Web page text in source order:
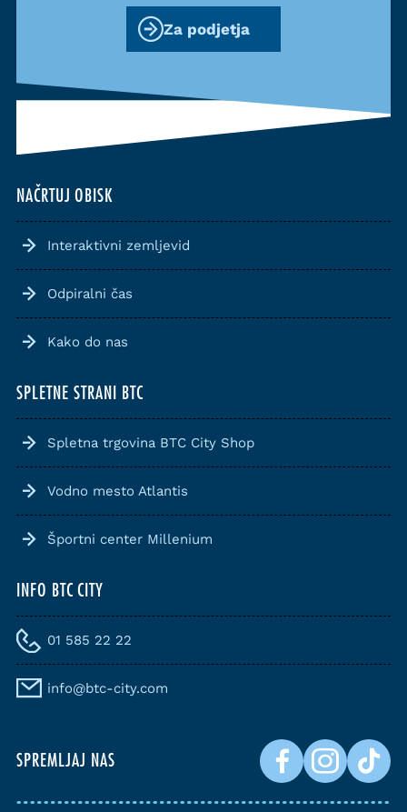
NAČRTUJ OBISK
Interaktivni zemljevid
Odpiralni čas
Kako do nas
SPLETNE STRANI BTC
Spletna trgovina BTC City Shop
Vodno mesto Atlantis
Športni center Millenium
INFO BTC CITY
01 585 22 22
info@btc-city.com
SPREMLJAJ NAS
Za podjetja